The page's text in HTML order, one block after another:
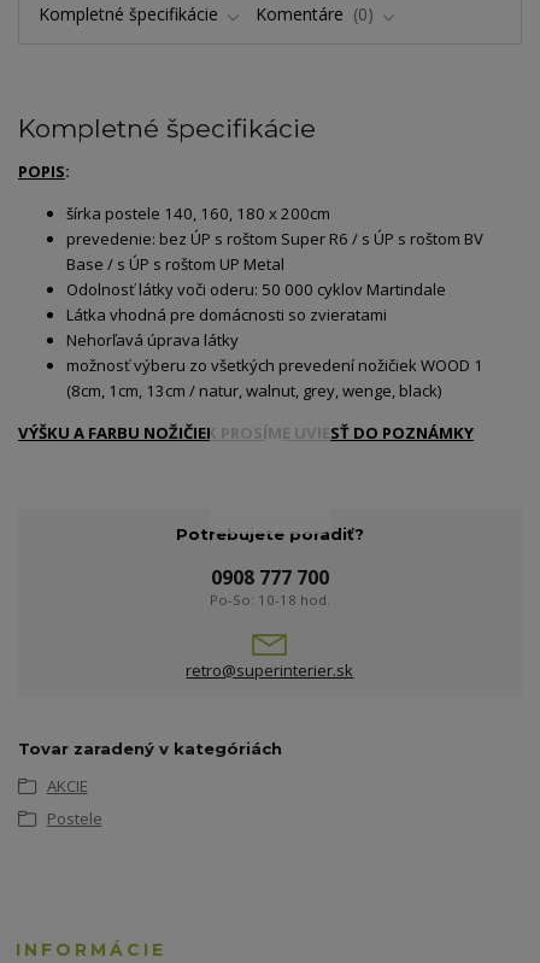
Kompletné špecifikácie Komentáre 0
Kompletné špecifikácie
POPIS:
šírka postele 140, 160, 180 x 200cm
prevedenie: bez ÚP s roštom Super R6 / s ÚP s roštom BV
Base / s ÚP s roštom UP Metal
Odolnosť látky voči oderu: 50 000 cyklov Martindale
Látka vhodná pre domácnosti so zvieratami
Nehorľavá úprava látky
možnosť výberu zo všetkých prevedení nožičiek WOOD 1
(8cm, 1cm, 13cm / natur, walnut, grey, wenge, black)
VÝŠKU A FARBU NOŽIČIEK PROSÍME UVIESŤ DO POZNÁMKY
Potrebujete poradiť?
0908 777 700
Po-So: 10-18 hod.
retro@superinterier.sk
Tovar zaradený v kategóriách
AKCIE
Postele
INFORMÁCIE